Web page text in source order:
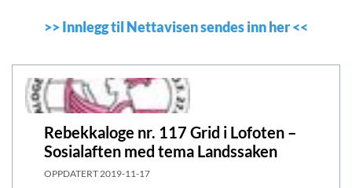
>>Innlegg til Nettavisen sendes inn her<<
Rebekkaloge nr. 117 Grid i Lofoten –
Sosialaften med tema Landssaken
OPPDATERT 2019-11-17